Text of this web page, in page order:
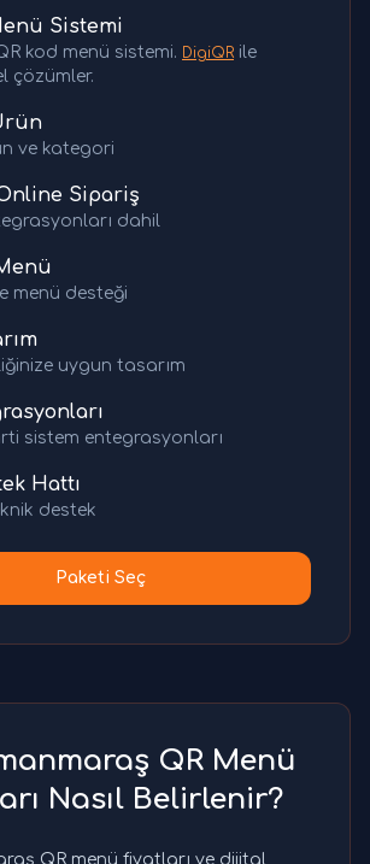
Sistemi
kod menü sistemi. DigiQR ile
çözümler.
ve kategori
Sipariş
dahil
menü desteği
uygun tasarım
sistem entegrasyonları
Hattı
destek
Paketi Seç
QR Menü
Nasıl Belirlenir?
QR menü fiyatları ve dijital